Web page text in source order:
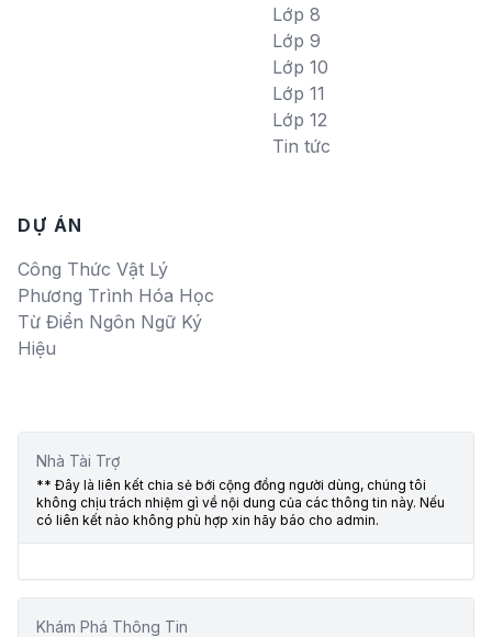
Lớp 8
Lớp 9
Lớp 10
Lớp 11
Lớp 12
Tin tức
DỰ ÁN
Công Thức Vật Lý
Phương Trình Hóa Học
Từ Điển Ngôn Ngữ Ký
Hiệu
Nhà Tài Trợ
** Đây là liên kết chia sẻ bới cộng đồng người dùng, chúng tôi
không chịu trách nhiệm gì về nội dung của các thông tin này. Nếu
có liên kết nào không phù hợp xin hãy báo cho admin.
Khám Phá Thông Tin